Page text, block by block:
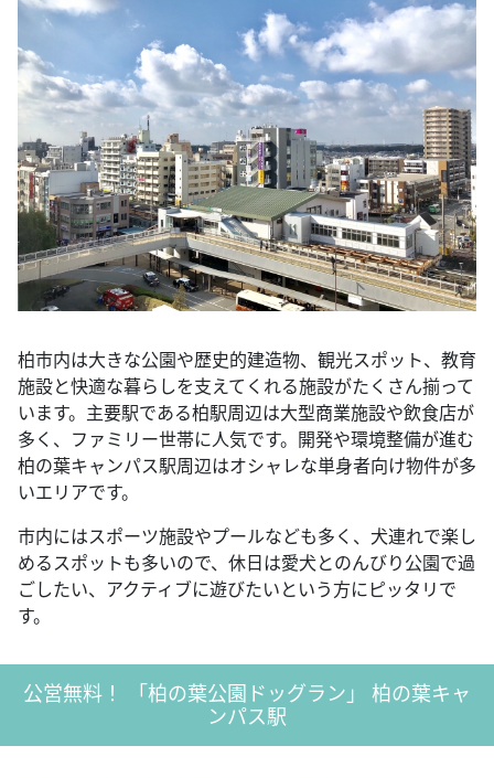
柏市内は大きな公園や歴史的建造物、観光スポット、教育
施設と快適な暮らしを支えてくれる施設がたくさん揃って
います。主要駅である柏駅周辺は大型商業施設や飲食店が
多く、ファミリー世帯に人気です。開発や環境整備が進む
柏の葉キャンパス駅周辺はオシャレな単身者向け物件が多
いエリアです。
市内にはスポーツ施設やプールなども多く、犬連れで楽し
めるスポットも多いので、休日は愛犬とのんびり公園で過
ごしたい、アクティブに遊びたいという方にピッタリで
す。
公営無料！ 「柏の葉公園ドッグラン」 柏の葉キャ
ンパス駅